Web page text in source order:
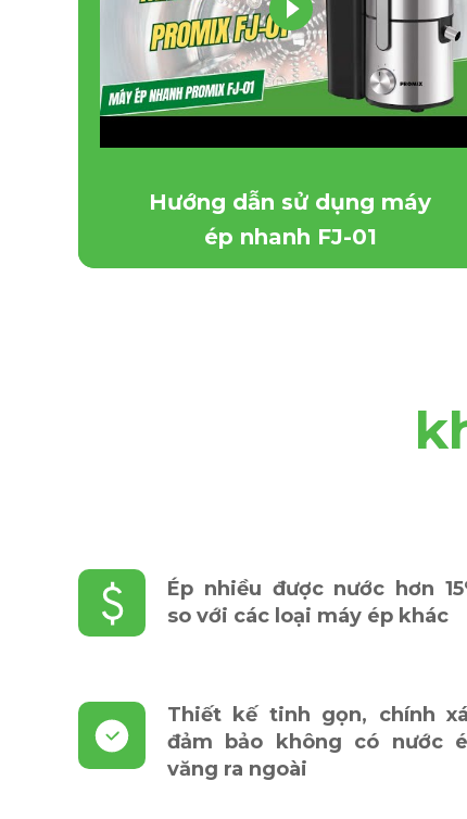
Review máy ép nhanh PROMIX FJ-
Hướng dẫn sử dụng máy
ép nhanh FJ-01
Ép nhiều được nước hơn
so với các loại máy ép khác
Thiết kế tinh gọn, chính
đảm bảo không có nước
văng ra ngoài